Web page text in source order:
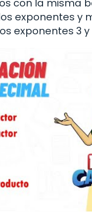
con la misma
exponentes y
exponentes 3